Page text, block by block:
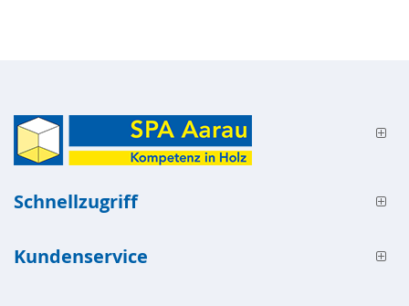
Schnellzugriff
Kundenservice